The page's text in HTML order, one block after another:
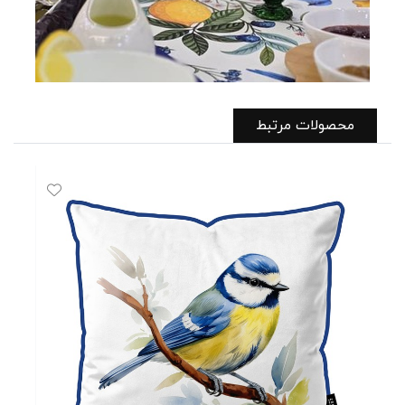
محصولات مرتبط